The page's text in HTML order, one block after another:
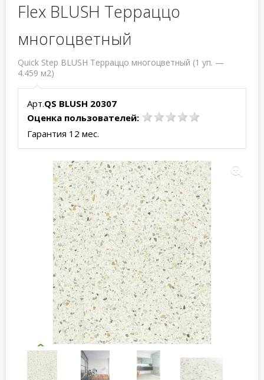
Flex BLUSH Терраццо
многоцветный
Quick Step BLUSH Терраццо многоцветный (1 уп. —
4.459 м2)
Арт.QS BLUSH 20307
Оценка пользователей:
Гарантия 12 мес.